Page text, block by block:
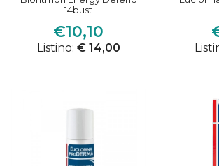
14bust
€10,10
Listino: € 14,00